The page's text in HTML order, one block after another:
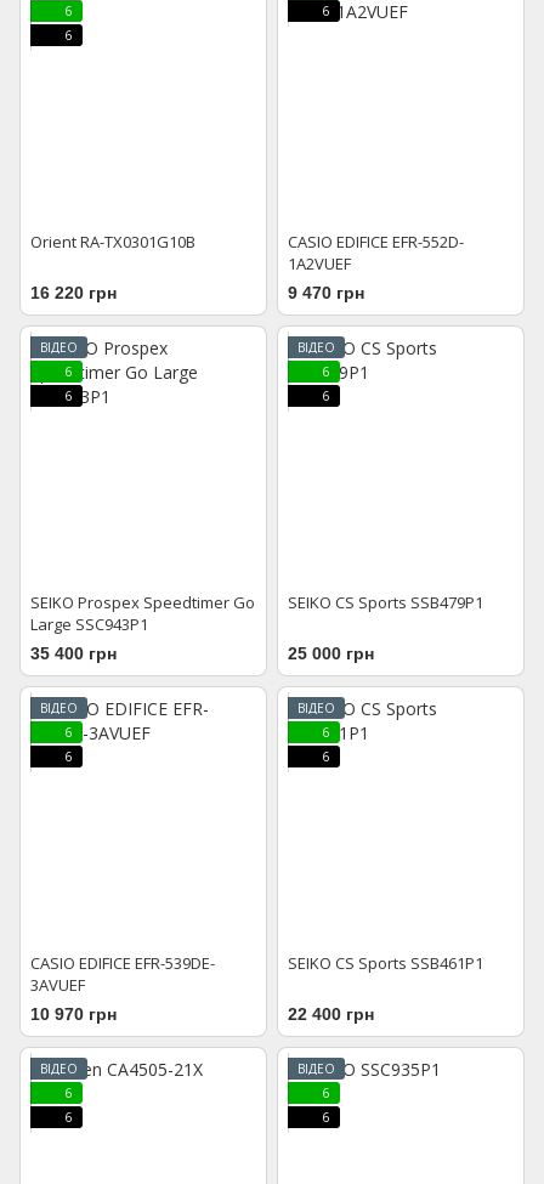
6
6
Orient RA-TX0301G10B
16 220 грн
6
CASIO EDIFICE EFR-552D-
1A2VUEF
9 470 грн
ВІДЕО
6
6
SEIKO Prospex Speedtimer Go
Large SSC943P1
35 400 грн
ВІДЕО
6
6
SEIKO CS Sports SSB479P1
25 000 грн
ВІДЕО
6
6
CASIO EDIFICE EFR-539DE-
3AVUEF
10 970 грн
ВІДЕО
6
6
SEIKO CS Sports SSB461P1
22 400 грн
ВІДЕО
6
6
ВІДЕО
6
6